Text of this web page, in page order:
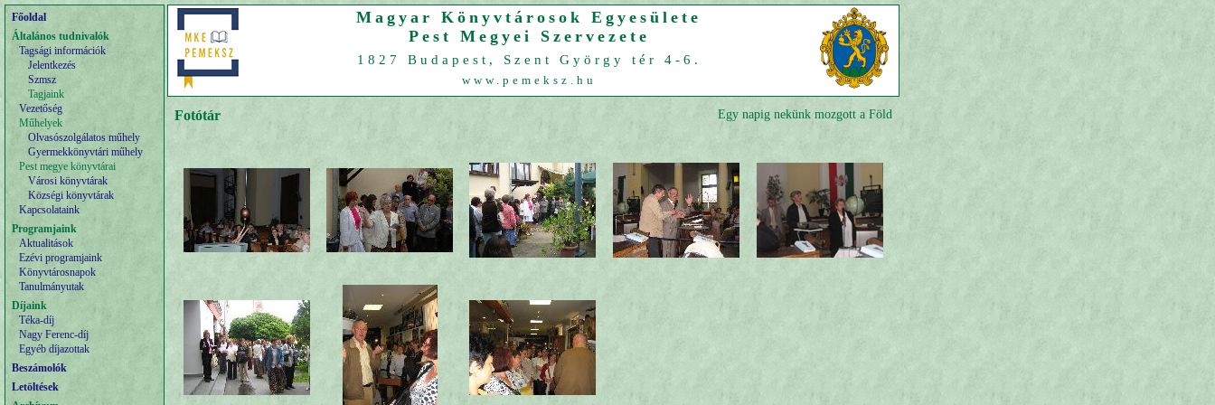
Magyar Könyvtárosok Egyesülete
Pest Megyei Szervezete
1827 Budapest, Szent György tér 4-6.
www.pemeksz.hu
Főoldal
Általános tudnivalók
Tagsági információk
Jelentkezés
Szmsz
Tagjaink
Vezetőség
Műhelyek
Olvasószolgálatos műhely
Gyermekkönyvtári műhely
Pest megye könyvtárai
Városi könyvtárak
Községi könyvtárak
Kapcsolataink
Programjaink
Aktualitások
Ezévi programjaink
Könyvtárosnapok
Tanulmányutak
Díjaink
Téka-díj
Nagy Ferenc-díj
Egyéb díjazottak
Beszámolók
Letöltések
Fotótár Egy napig nekünk mozgott a Föld